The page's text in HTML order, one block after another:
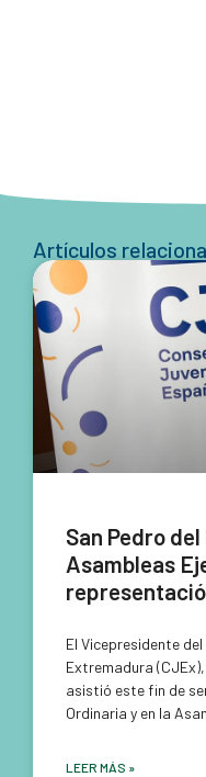
Artículos
San Pedro
Asambleas
El Vicepresidente
Extremadura
asistió este fin de
Ordinaria y en la
LEER MÁS »